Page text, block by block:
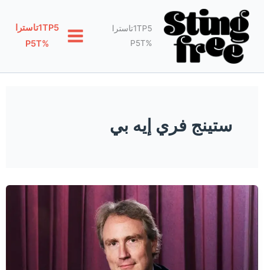
المحتوى
1TP5تاسترا
%P5T
1TP5تاسترا
%P5T
ستينج فري إيه بي